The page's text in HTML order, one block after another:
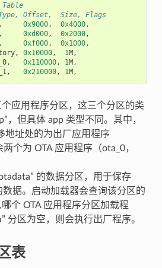
Offset,  Size, Flags
, 0x9000, 0x4000,
0xd000, 0x2000,
0xf000, 0x1000,
, 0x10000, 1M,
, 0x110000, 1M,
, 0x210000, 1M,
应用程序分区，这三个分区的类
，但具体 app 类型不同。其中，
地址处的为出厂应用程序
个为 OTA 应用程序（ota_0，
的数据分区，用于保存
数据。启动加载器会查询该分区的
个 OTA 应用程序分区加载程
分区为空，则会执行出厂程序。
表